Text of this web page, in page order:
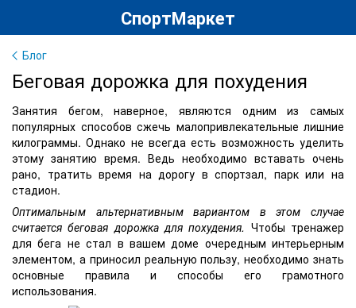
СпортМаркет
Блог
Беговая дорожка для похудения
Занятия бегом, наверное, являются одним из самых
популярных способов сжечь малопривлекательные лишние
килограммы. Однако не всегда есть возможность уделить
этому занятию время. Ведь необходимо вставать очень
рано, тратить время на дорогу в спортзал, парк или на
стадион.
Оптимальным альтернативным вариантом в этом случае
считается беговая дорожка для похудения. Чтобы тренажер
для бега не стал в вашем доме очередным интерьерным
элементом, а приносил реальную пользу, необходимо знать
основные правила и способы его грамотного
использования.